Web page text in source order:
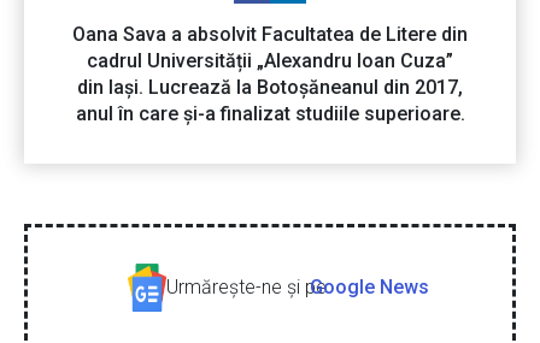
Oana Sava a absolvit Facultatea de Litere din
cadrul Universității „Alexandru Ioan Cuza”
din Iași. Lucrează la Botoșăneanul din 2017,
anul în care și-a finalizat studiile superioare.
Urmăreşte-ne şi peGoogle News